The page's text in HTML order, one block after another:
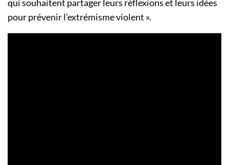
qui souhaitent partager leurs réflexions et leurs idées
pour prévenir l’extrémisme violent ».